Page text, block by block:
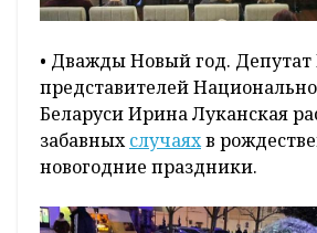
• Дважды Новый год.
представителей
Беларуси Ирина Луканская
забавныхслучаяхв
новогодние праздники.